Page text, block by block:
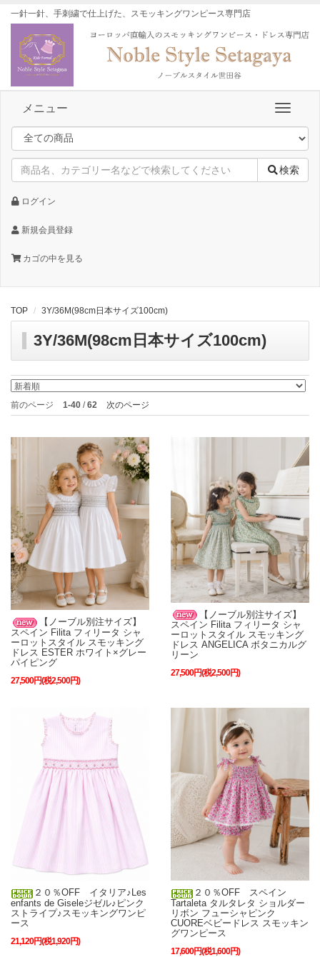
一針一針、手刺繍で仕上げた、スモッキングワンピース専門店
メニュー
検索
ログイン
新規会員登録
カゴの中を見る
TOP 3Y/36M(98cm日本サイズ100cm)
3Y/36M(98cm日本サイズ100cm)
前のページ 1-40 /62 次のページ
【ノーブル別注サイズ】
スペイン Filita フィリータ シャ
ーロットスタイル スモッキング
ドレス ESTER ホワイト×グレー
パイピング
27,500円(税2,500円)
【ノーブル別注サイズ】
スペイン Filita フィリータ シャ
ーロットスタイル スモッキング
ドレス ANGELICA ボタニカルグ
リーン
27,500円(税2,500円)
２０％OFF イタリア♪Les
enfants de Giseleジゼル♪ピンク
ストライプ♪スモッキングワンピ
ース
21,120円(税1,920円)
２０％OFF スペイン
Tartaleta タルタレタ ショルダー
リボン フューシャピンク
CUOREベビードレス スモッキン
グワンピース
17,600円(税1,600円)